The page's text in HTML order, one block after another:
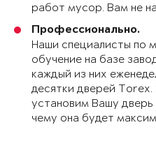
работ мусор. Вам не
Профессионально.
Наши специалисты по
обучение на базе
каждый из них
десятки дверей
установим Вашу дверь
чему она будет